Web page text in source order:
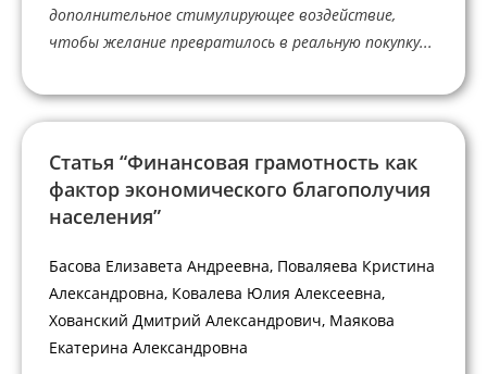
дополнительное стимулирующее воздействие,
чтобы желание превратилось в реальную покупку...
Статья “Финансовая грамотность как
фактор экономического благополучия
населения”
Басова Елизавета Андреевна, Поваляева Кристина
Александровна, Ковалева Юлия Алексеевна,
Хованский Дмитрий Александрович, Маякова
Екатерина Александровна